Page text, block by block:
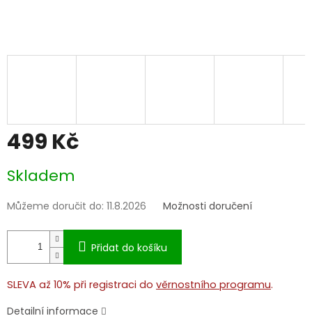
499 Kč
cena:
Skladem
Můžeme doručit do: 11.8.2026 Možnosti doručení
Přidat do košíku
SLEVA až 10% při registraci do věrnostního programu.
Detailní informace